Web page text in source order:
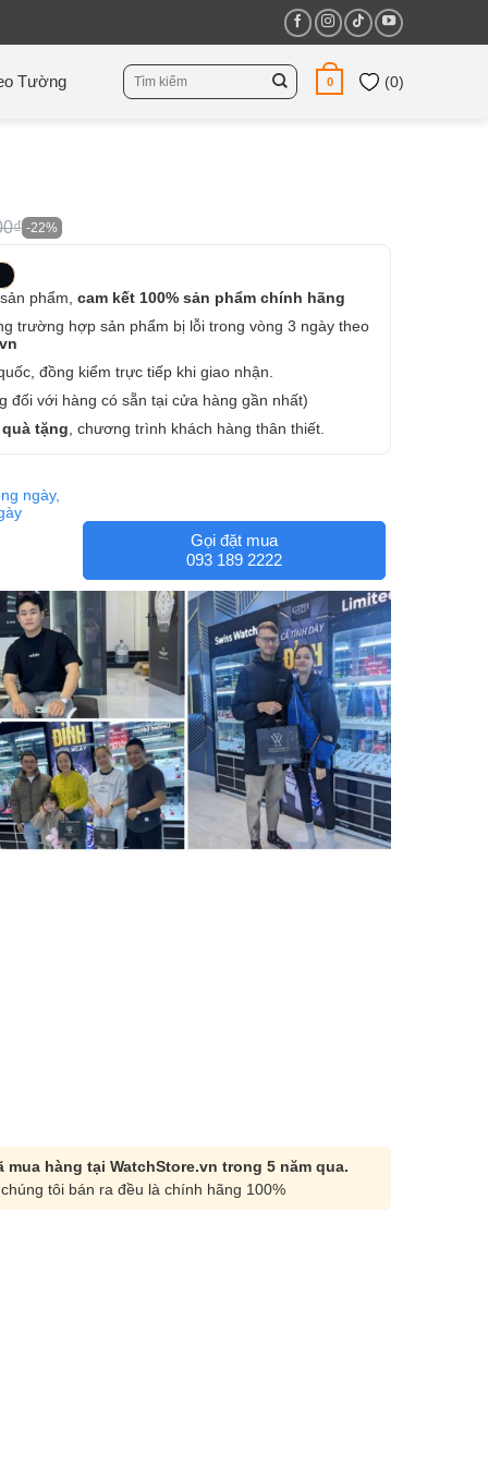
Tường
Tìm
kiếm:
0 (0)
-22%
phẩm, cam kết 100% sản phẩm chính hãng
trường hợp sản phẩm bị lỗi trong vòng 3 ngày theo
đồng kiểm trực tiếp khi giao nhận.
đối với hàng có sẵn tại cửa hàng gần nhất)
tặng , chương trình khách hàng thân thiết.
ngày,
Gọi đặt mua
093 189 2222
mua hàng tại WatchStore.vn trong 5 năm qua.
tôi bán ra đều là chính hãng 100%